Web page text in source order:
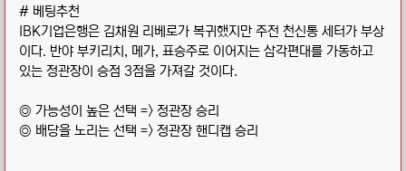
# 베팅추천
IBK기업은행은 김채원 리베로가 복귀했지만 주전 천신통 세터가 부상
이다. 반야 부키리치, 메가, 표승주로 이어지는 삼각편대를 가동하고
있는 정관장이 승점 3점을 가져갈 것이다.
◎ 가능성이 높은 선택 => 정관장 승리
◎ 배당을 노리는 선택 => 정관장 핸디캡 승리